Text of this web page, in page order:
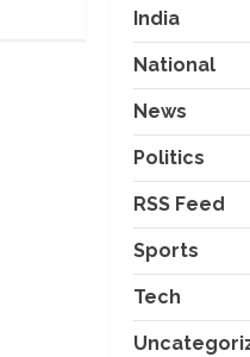
India
National
News
Politics
RSS Feed
Sports
Tech